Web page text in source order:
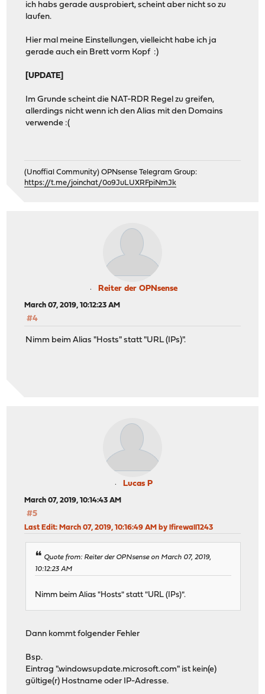
ich habs gerade ausprobiert, scheint aber nicht so zu
laufen.
Hier mal meine Einstellungen, vielleicht habe ich ja
gerade auch ein Brett vorm Kopf :)
[UPDATE]
Im Grunde scheint die NAT-RDR Regel zu greifen,
allerdings nicht wenn ich den Alias mit den Domains
verwende :(
(Unoffial Community) OPNsense Telegram Group:
https://t.me/joinchat/0o9JuLUXRFpiNmJk
Reiter der OPNsense
March 07, 2019, 10:12:23 AM
#4
Nimm beim Alias "Hosts" statt "URL (IPs)".
Lucas P
March 07, 2019, 10:14:43 AM
#5
Last Edit: March 07, 2019, 10:16:49 AM by lfirewall1243
Quote from: Reiter der OPNsense on March 07, 2019,
10:12:23 AM
Nimm beim Alias "Hosts" statt "URL (IPs)".
Dann kommt folgender Fehler
Bsp.
Eintrag ".windowsupdate.microsoft.com" ist kein(e)
gültige(r) Hostname oder IP-Adresse.